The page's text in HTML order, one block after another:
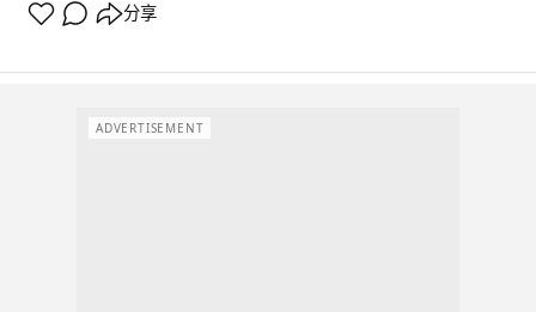
分享
ADVERTISEMENT